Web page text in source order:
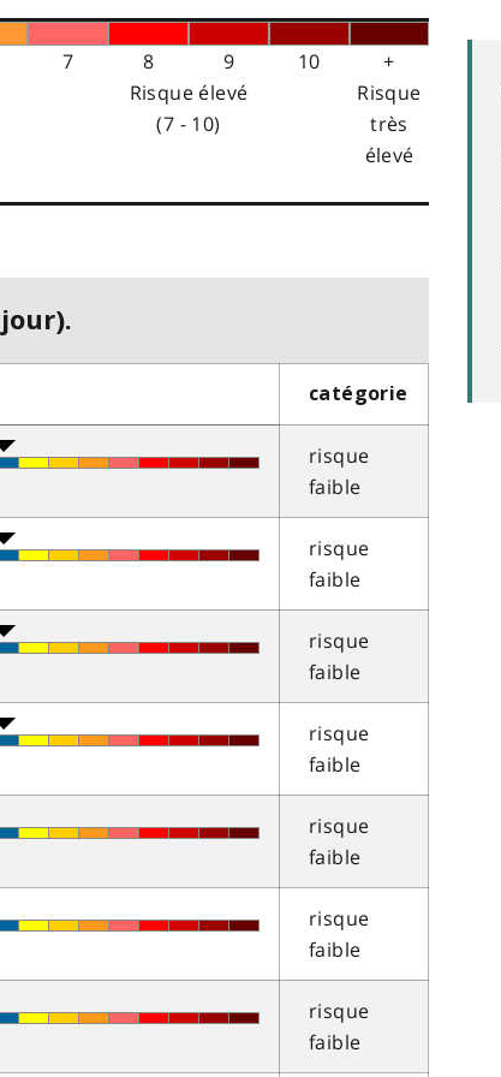
7 8 9 10
+
Risque élevé
(7 - 10)
Risque
très
élevé
catégorie
risque
faible
risque
faible
risque
faible
risque
faible
risque
faible
risque
faible
risque
faible